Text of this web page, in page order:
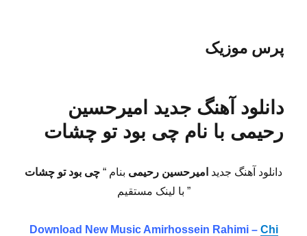
پرس موزیک
دانلود آهنگ جدید امیرحسین
رحیمی با نام چی بود تو چشات
دانلود آهنگ جدید امیرحسین رحیمی بنام “ چی بود تو چشات
” با لینک مستقیم
Download New Music Amirhossein Rahimi – Chi